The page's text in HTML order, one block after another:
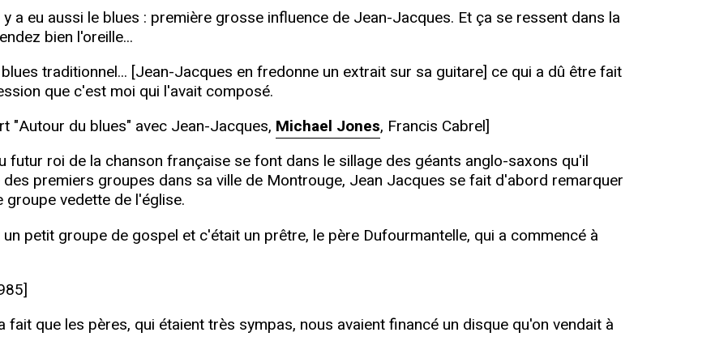
a eu aussi le blues : première grosse influence de Jean-Jacques. Et ça se ressent dans la
bien l'oreille...
traditionnel... [Jean-Jacques en fredonne un extrait sur sa guitare] ce qui a dû être fait
que c'est moi qui l'avait composé.
"Autour du blues" avec Jean-Jacques, Michael Jones, Francis Cabrel]
futur roi de la chanson française se font dans le sillage des géants anglo-saxons qu'il
premiers groupes dans sa ville de Montrouge, Jean Jacques se fait d'abord remarquer
groupe vedette de l'église.
petit groupe de gospel et c'était un prêtre, le père Dufourmantelle, qui a commencé à
fait que les pères, qui étaient très sympas, nous avaient financé un disque qu'on vendait à